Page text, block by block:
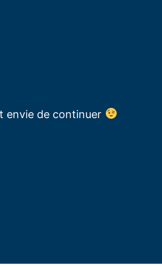
envie de continuer